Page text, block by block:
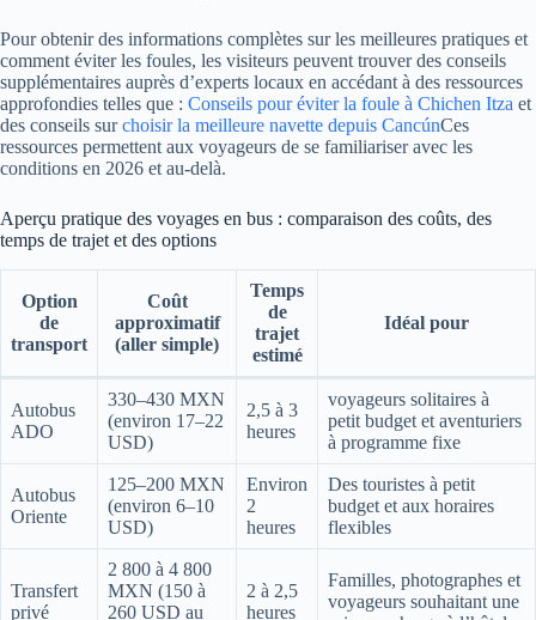
Pour obtenir des informations complètes sur les meilleures pratiques et
comment éviter les foules, les visiteurs peuvent trouver des conseils
supplémentaires auprès d’experts locaux en accédant à des ressources
approfondies telles que : Conseils pour éviter la foule à Chichen Itza et
des conseils surchoisir la meilleure navette depuis CancúnCes
ressources permettent aux voyageurs de se familiariser avec les
conditions en 2026 et au-delà.
Aperçu pratique des voyages en bus : comparaison des coûts, des
temps de trajet et des options
Option
de
transport
Coût
approximatif
(aller simple)
Temps
de
trajet
estimé
Idéal pour
Autobus
ADO
330–430 MXN
(environ 17–22
USD)
2,5 à 3
heures
voyageurs solitaires à
petit budget et aventuriers
à programme fixe
Autobus
Oriente
125–200 MXN
(environ 6–10
USD)
Environ
2
heures
Des touristes à petit
budget et aux horaires
flexibles
Transfert
privé
2 800 à 4 800
MXN (150 à
260 USD au
2 à 2,5
heures
Familles, photographes et
voyageurs souhaitant une